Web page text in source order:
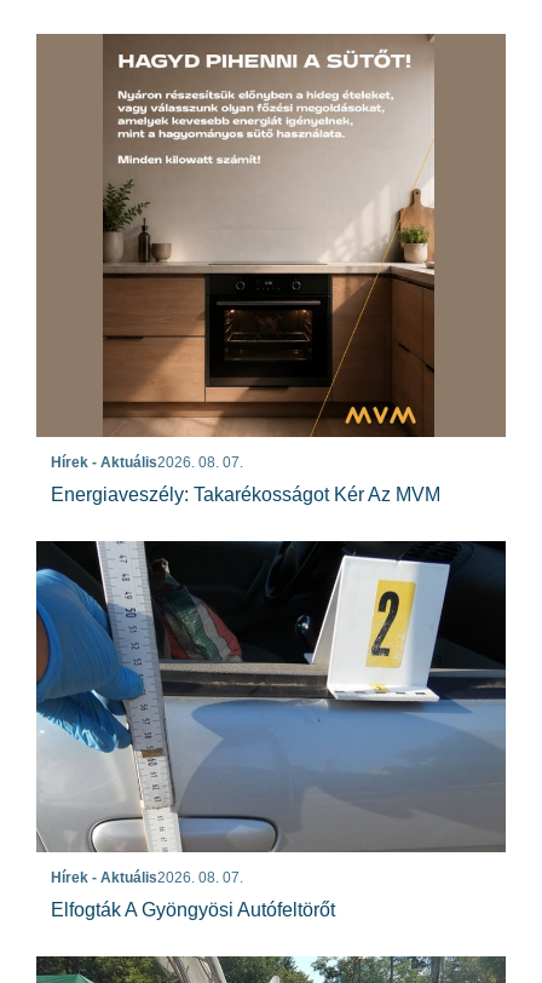
Hírek - Aktuális2026. 08. 07.
Energiaveszély: Takarékosságot Kér Az MVM
Hírek - Aktuális2026. 08. 07.
Elfogták A Gyöngyösi Autófeltörőt